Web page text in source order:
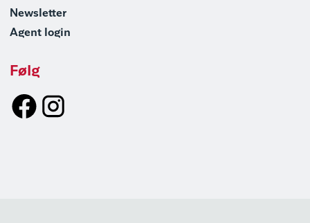
Newsletter
Agent login
Følg